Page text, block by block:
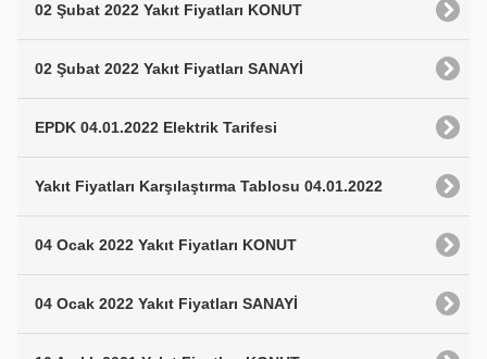
02 Şubat 2022 Yakıt Fiyatları KONUT
02 Şubat 2022 Yakıt Fiyatları SANAYİ
EPDK 04.01.2022 Elektrik Tarifesi
Yakıt Fiyatları Karşılaştırma Tablosu 04.01.2022
04 Ocak 2022 Yakıt Fiyatları KONUT
04 Ocak 2022 Yakıt Fiyatları SANAYİ